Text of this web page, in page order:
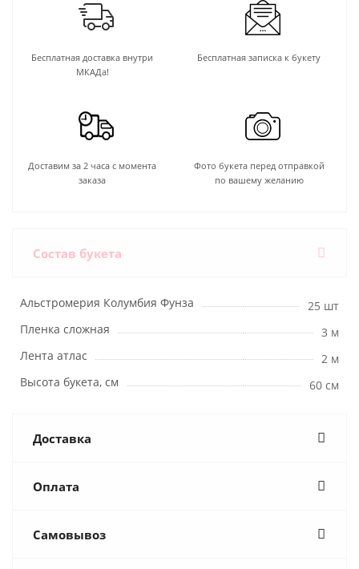
Бесплатная доставка внутри
МКАДа!
Бесплатная записка к букету
Доставим за 2 часа с момента
заказа
Фото букета перед отправкой
по вашему желанию
Состав букета
Альстромерия Колумбия Фунза
25 шт
Пленка сложная
3 м
Лента атлас
2 м
Высота букета, см
60 см
Доставка
Оплата
Самовывоз